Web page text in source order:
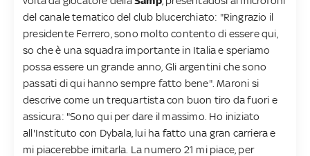
del canale tematico del club blucerchiato: "Ringrazio il
presidente Ferrero, sono molto contento di essere qui,
so che è una squadra importante in Italia e speriamo
possa essere un grande anno, Gli argentini che sono
passati di qui hanno sempre fatto bene". Maroni si
descrive come un trequartista con buon tiro da fuori e
assicura: "Sono qui per dare il massimo. Ho iniziato
all'Instituto con Dybala, lui ha fatto una gran carriera e
mi piacerebbe imitarla. La numero 21 mi piace, per